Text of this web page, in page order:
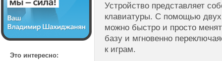
Это интересно:
Устройство представляет
клавиатуры. C помощью
можно быстро и просто
базу и мгновенно
к играм.